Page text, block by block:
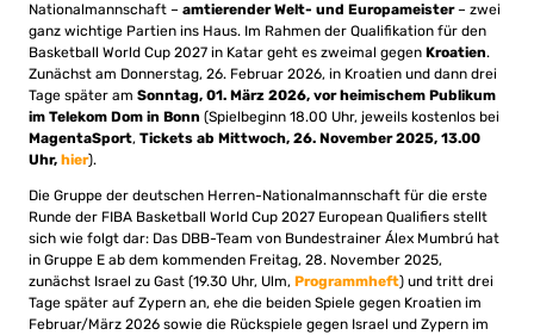
Nationalmannschaft – amtierender Welt- und Europameister– zwei
ganz wichtige Partien ins Haus. Im Rahmen der Qualifikation für den
Basketball World Cup 2027 in Katar geht es zweimal gegen Kroatien.
Zunächst am Donnerstag, 26. Februar 2026, in Kroatien und dann drei
Tage später am Sonntag, 01. März 2026, vor heimischem Publikum
im Telekom Dom in Bonn (Spielbeginn 18.00 Uhr, jeweils kostenlos bei
MagentaSport, Tickets ab Mittwoch, 26. November 2025, 13.00
Uhr, hier).
Die Gruppe der deutschen Herren-Nationalmannschaft für die erste
Runde der FIBA Basketball World Cup 2027 European Qualifiers stellt
sich wie folgt dar: Das DBB-Team von Bundestrainer Álex Mumbrú hat
in Gruppe E ab dem kommenden Freitag, 28. November 2025,
zunächst Israel zu Gast (19.30 Uhr, Ulm, Programmheft) und tritt drei
Tage später auf Zypern an, ehe die beiden Spiele gegen Kroatien im
Februar/März 2026 sowie die Rückspiele gegen Israel und Zypern im